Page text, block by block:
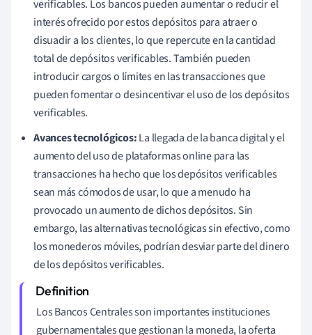
verificables. Los bancos pueden aumentar o reducir el
interés ofrecido por estos depósitos para atraer o
disuadir a los clientes, lo que repercute en la cantidad
total de depósitos verificables. También pueden
introducir cargos o límites en las transacciones que
pueden fomentar o desincentivar el uso de los depósitos
verificables.
Avances tecnológicos:La llegada de la banca digital y el
aumento del uso de plataformas online para las
transacciones ha hecho que los depósitos verificables
sean más cómodos de usar, lo que a menudo ha
provocado un aumento de dichos depósitos. Sin
embargo, las alternativas tecnológicas sin efectivo, como
los monederos móviles, podrían desviar parte del dinero
de los depósitos verificables.
Los Bancos Centrales son importantes instituciones
gubernamentales que gestionan la moneda, la oferta